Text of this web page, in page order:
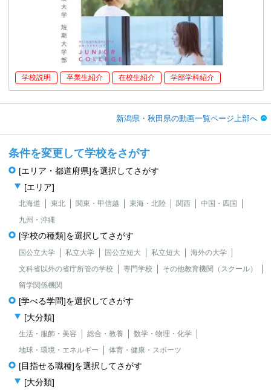
学校説明 卒業生紹介 在校生紹介 学部学科紹介
新潟県・秋田県の動画一覧ページ上部へ
条件を変更して学校をさがす
[エリア・都道府県]を選択してさがす
[エリア]
北海道 東北 関東・甲信越 東海・北陸 関西
中国・四国
九州・沖縄
[学校の種類]を選択してさがす
国公立大学 私立大学 国公立短大 私立短大
海外の大学
文科省以外の省庁所管の学校
専門学校
その他教育機関（スクール）
留学関係機関
[学べる学問]を選択してさがす
[大分類]
生活・服飾・美容 総合・教養
数学・物理・化学
地球・環境・エネルギー
体育・健康・スポーツ
[目指せる職種]を選択してさがす
[大分類]